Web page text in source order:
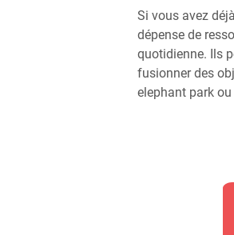
Si vous avez
dépense de
quotidienne. Ils
fusionner des
elephant park